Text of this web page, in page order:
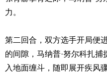
力。
第二回合，双方选手开局便
的间隙，马纳普·努尔科扎
入地面缠斗，随即展开疾风